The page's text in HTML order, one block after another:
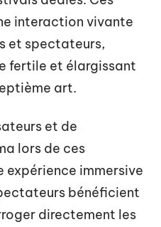
interaction vivante
et spectateurs,
fertile et élargissant
art.
et de
lors de ces
expérience immersive
bénéficient
directement les